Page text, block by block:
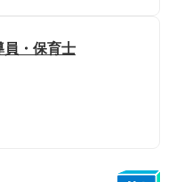
員・保育士